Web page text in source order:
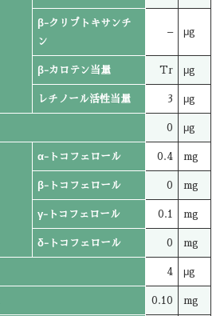
β-クリプトキサンチ
ン
– μg
β-カロテン当量 Tr μg
レチノール活性当量 3 μg
0 μg
α-トコフェロール 0.4 mg
β-トコフェロール 0 mg
γ-トコフェロール 0.1 mg
δ-トコフェロール 0 mg
4 μg
0.10 mg